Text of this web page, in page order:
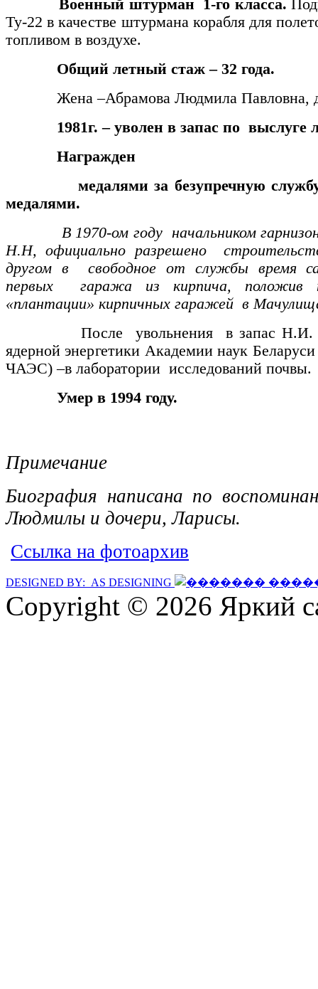
Военный штурман 1-го класса.
Ту-22 в качестве штурмана корабля для
топливом в воздухе.
Общий летный стаж – 32 года.
Жена –Абрамова Людмила Павловна,
1981г. – уволен в запас по выслуге
Награжден
медалями за безупречную службу
медалями.
В 1970-ом году начальником гарнизона
Н.Н, официально разрешено
другом в свободное от службы время
первых гаража из кирпича, положив
«плантации» кирпичных гаражей в
После увольнения в запас Н.И.
ядерной энергетики Академии наук
ЧАЭС) –в лаборатории исследований почвы.
Умер в 1994 году.
Примечание
Биография написана по
Людмилы и дочери, Ларисы.
Ссылка на фотоархив
DESIGNED BY: AS DESIGNING
Copyright © 2026 Яркий